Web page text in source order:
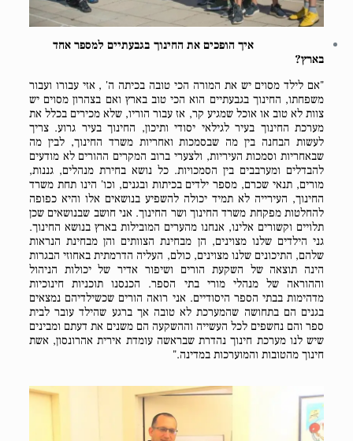
איך הופכים את החינוך בגבעתיים למספר אחד
בארץ?
"אם לילד מסוים יש את המורה הכי טובה בכיתה ה' , אזי עבורו ועבור
משפחתו, החינוך בגבעתיים הוא הכי טוב בארץ ואם בצהרון מסוים יש
צוות לא טוב או אוכל שמגיע קר, אז עבור הוריו, שלא מכירים בכלל את
מערכת החינוך בעיר לגילאי יסודי ותיכון, החינוך בעיר גרוע. צריך
לעשות הבחנה בין מה שבסמכות ואחריות משרד החינוך, לבין מה
שבאחריות וסמכות העיריות, ולצערי ברוב המקרים ההורים לא מודעים
להבדלים ומערבבים בין הסמכויות. כל נושא בחירת מנהלים, גננות,
מורים, תנאי שכרם, מספר ילדים בכיתות ובגנים, וכו' הינו תחת משרד
החינוך, העירייה לא תמיד יכולה להשפיע בנושאים אלו והיא כפופה
להחלטות מפקחת משרד החינוך ושר החינוך. אני חושב שבנושאים שכן
תלויים וקשורים אלינו, אנחנו מהערים המובילות בארץ בנושא החינוך.
גני הילדים שלנו מצוינים, הן מבחינת הצוותים והן מבחינת הנראות
שלהם, התיכונים שלנו מצוינים, כולם, העליה הדרמתית באחוזי הבגרות
הינה תוצאה של השקעת הורים ושיפור אדיר של יכולות הניהול
וההוראה של מנהלי מורי בתי הספר. הכנסנו תוכניות חינוכיות
מדהימות בבתי הספר היסודיים. אני רואה הורים שכשילדיהם נמצאים
בגנים הם בתחושה שהמערכת לא טובה אך ברגע שהילד עובר לבית
ספר והם נחשפים לכל העשייה וההשקעה הם משנים את דעתם ומבינים
שיש לנו מערכת חינוך נהדרת שבראשה עומדת אירית אהרונסון, אשת
חינוך מהטובות והמוערכות במדינה."